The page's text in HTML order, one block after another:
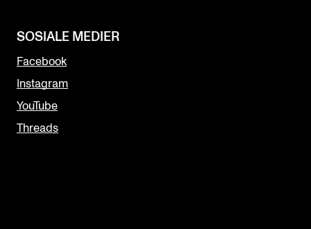
SOSIALE MEDIER
Facebook
Instagram
YouTube
Threads